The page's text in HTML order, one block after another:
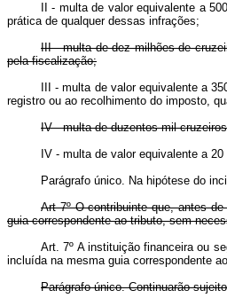
II - multa de valor equivalente a
prática de qualquer dessas
III - multa de dez milhões de
pela fiscalização;
III - multa de valor equivalente a
registro ou ao recolhimento do
IV - multa de duzentos mil
IV - multa de valor equivalente a
Parágrafo único. Na hipótese do
Art 7º O contribuinte que, antes
guia correspondente ao tributo, sem
Art. 7º A instituição financeira ou
incluída na mesma guia
Parágrafo único. Continuarão